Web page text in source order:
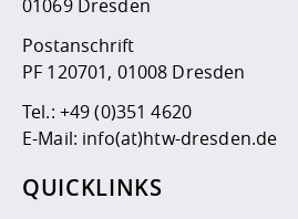
01069 Dresden
Postanschrift
PF 120701, 01008 Dresden
Tel.: +49 (0)351 4620
E-Mail: info(at)htw-dresden.de
QUICKLINKS